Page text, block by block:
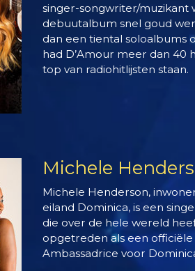
singer-songwriter/muzikant
debuutalbum snel goud
dan een tiental soloalbums
had D’Amour meer dan 40
top van radiohitlijsten staan.
Michele
Michele Henderson,
eiland Dominica, is een
die over de hele wereld
opgetreden als een officiële
Ambassadrice voor